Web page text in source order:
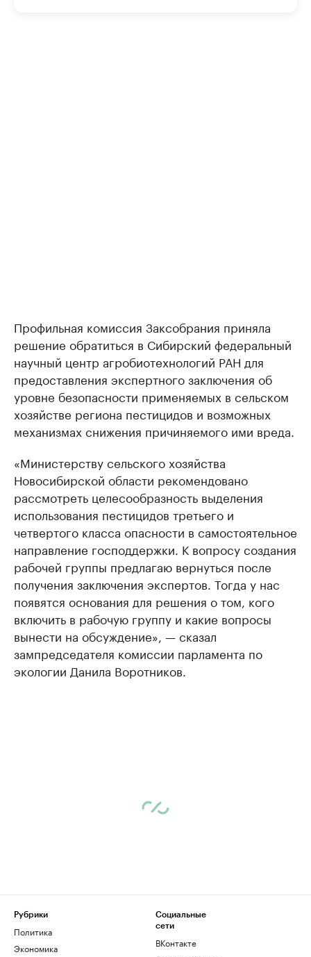
Профильная комиссия Заксобрания приняла
решение обратиться в Сибирский федеральный
научный центр агробиотехнологий РАН для
предоставления экспертного заключения об
уровне безопасности применяемых в сельском
хозяйстве региона пестицидов и возможных
механизмах снижения причиняемого ими вреда.
«Министерству сельского хозяйства
Новосибирской области рекомендовано
рассмотреть целесообразность выделения
использования пестицидов третьего и
четвертого класса опасности в самостоятельное
направление господдержки. К вопросу создания
рабочей группы предлагаю вернуться после
получения заключения экспертов. Тогда у нас
появятся основания для решения о том, кого
включить в рабочую группу и какие вопросы
вынести на обсуждение», — сказал
зампредседателя комиссии парламента по
экологии Данила Воротников.
Рубрики
Политика
Экономика
Социальные
сети
ВКонтакте